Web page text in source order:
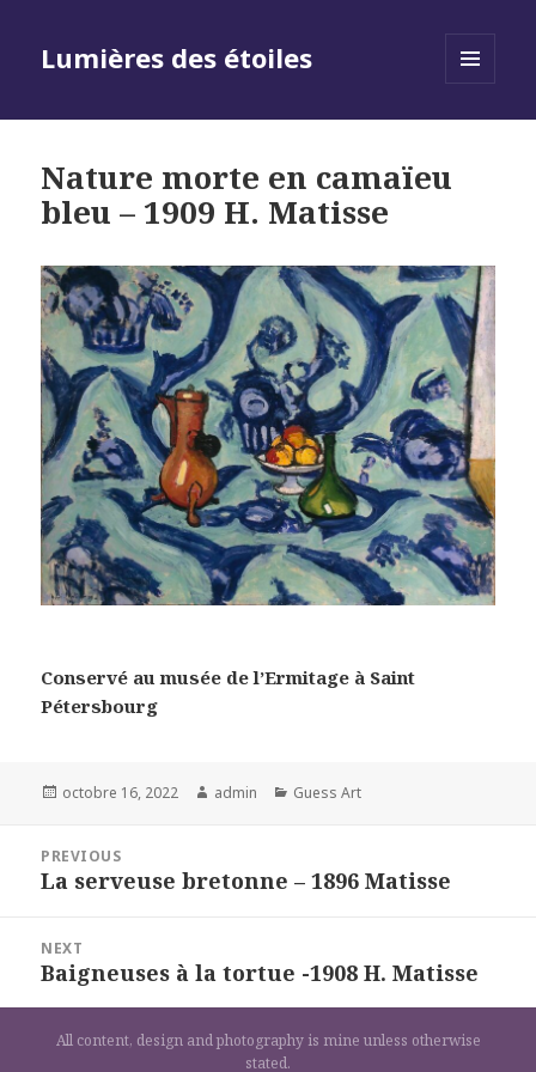
Lumières des étoiles
Nature morte en camaïeu
bleu – 1909 H. Matisse
Conservé au musée de l’Ermitage à Saint
Pétersbourg
Posted
octobre 16, 2022 Author
admin Categories
Guess Art
l’article
PREVIOUS
Previous
La serveuse bretonne – 1896 Matisse
NEXT
Next
Baigneuses à la tortue -1908 H. Matisse
All content, design and photography is mine unless otherwise
stated.